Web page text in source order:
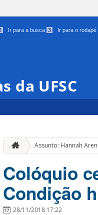
Ir para a busca 3 Ir para o rodapé
da UFSC
Assunto: Hannah
Colóquio
Condição
28/11/2018 17:22